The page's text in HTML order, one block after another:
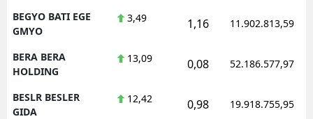
BEGYO BATI EGE
GMYO
3,49 1,16 11.902.813,59
BERA BERA
HOLDING
13,09 0,08 52.186.577,97
BESLR BESLER
GIDA
12,42 0,98 19.918.755,95